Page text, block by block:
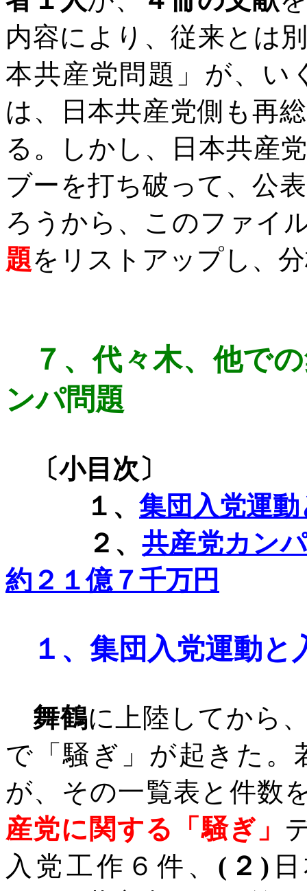
内容により、従来とは
本共産党問題」が、い
は、日本共産党側も再
る。しかし、日本共産
ブーを打ち破って、公
ろうから、このファイ
題をリストアップし、
７、代々木、他で
ンパ問題
〔小目次〕
１、 集団入党運
２、共産党カン
約２１億７千万円
１、 集団入党運動と
舞鶴に上陸してから
で「騒ぎ」が起きた。
が、その一覧表と件数
産党に関する「騒ぎ」
入党工作６件、 ( ２ )